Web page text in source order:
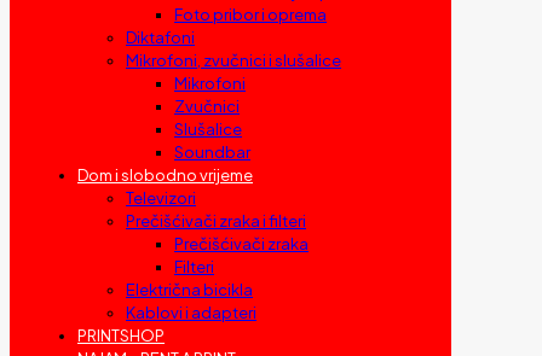
Foto pribor i oprema
Diktafoni
Mikrofoni, zvučnici i slušalice
Mikrofoni
Zvučnici
Slušalice
Soundbar
Dom i slobodno vrijeme
Televizori
Prečišćivači zraka i filteri
Prečišćivači zraka
Filteri
Električna bicikla
Kablovi i adapteri
PRINTSHOP